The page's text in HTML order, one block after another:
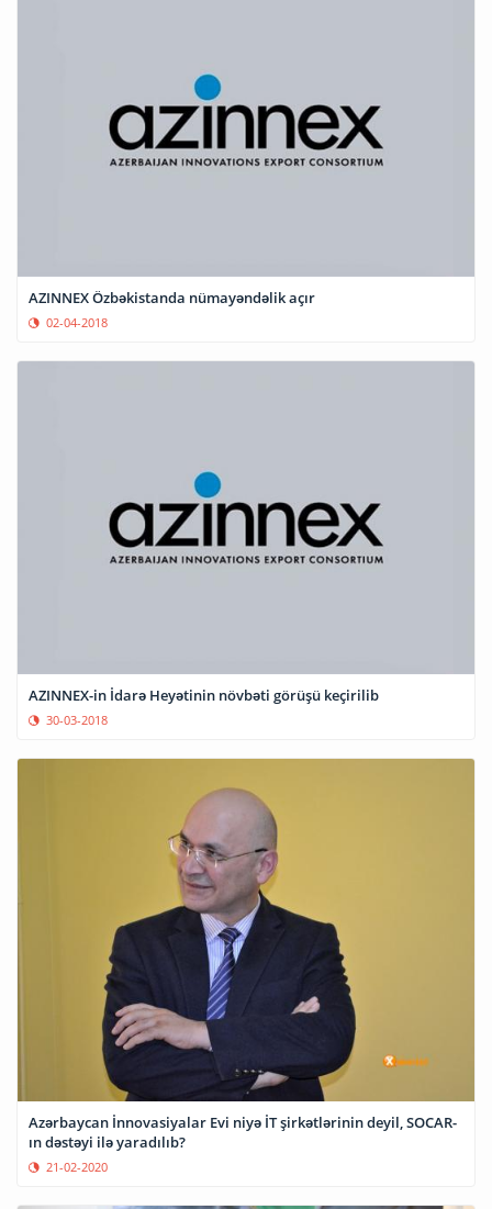
AZINNEX Özbəkistanda nümayəndəlik açır
02-04-2018
AZINNEX-in İdarə Heyətinin növbəti görüşü keçirilib
30-03-2018
Azərbaycan İnnovasiyalar Evi niyə İT şirkətlərinin deyil, SOCAR-
ın dəstəyi ilə yaradılıb?
21-02-2020